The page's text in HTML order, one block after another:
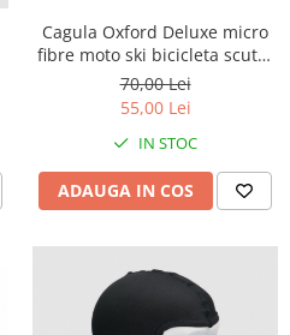
Cagula Oxford Deluxe micro
fibre moto ski bicicleta scuter
casca
70,00 Lei
55,00 Lei
IN STOC
ADAUGA IN COS